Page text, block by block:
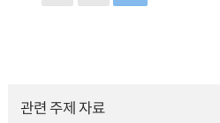
관련 주제 자료